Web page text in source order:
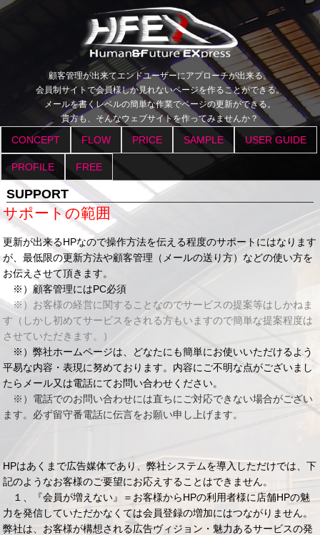
顧客管理が出来てエンドユーザーにアプローチが出来る。
会員制サイトで会員様しか見れないページを作ることができる。
メールを書くレベルの簡単な作業でページの更新ができる。
貴方も、そんなウェブサイトを作ってみませんか？
CONCEPT FLOW PRICE SAMPLE USER GUIDE
PROFILE FREE
SUPPORT
サポートの範囲
更新が出来るHPなので操作方法を伝える程度のサポートにはなります
が、最低限の更新方法や顧客管理（メールの送り方）などの使い方を
お伝えさせて頂きます。
※）顧客管理にはPC必須
※）お客様の経営に関することなのでサービスの提案等はしかねま
す（しかし初めてサービスをされる方もいますので簡単な提案程度は
させていただきます。）
※）弊社ホームページは、どなたにも簡単にお使いいただけるよう
平易な内容・表現に努めております。内容にご不明な点がございまし
たらメール又は電話にてお問い合わせください。
※）電話でのお問い合わせには直ちにご対応できない場合がござい
ます。必ず留守番電話に伝言をお願い申し上げます。
HPはあくまで広告媒体であり、弊社システムを導入しただけでは、下
記のようなお客様のご要望にお応えすることはできません。
１、『会員が増えない』＝お客様からHPの利用者様に店舗HPの魅
力を発信していただかなくては会員登録の増加にはつながりません。
弊社は、お客様が構想される広告ヴィジョン・魅力あるサービスの発